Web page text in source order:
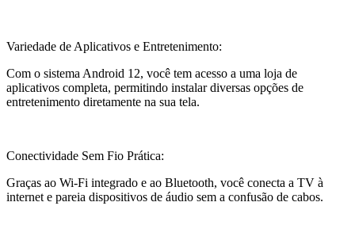
Variedade de Aplicativos e Entretenimento:
Com o sistema Android 12, você tem acesso a uma loja de
aplicativos completa, permitindo instalar diversas opções de
entretenimento diretamente na sua tela.
Conectividade Sem Fio Prática:
Graças ao Wi-Fi integrado e ao Bluetooth, você conecta a TV à
internet e pareia dispositivos de áudio sem a confusão de cabos.